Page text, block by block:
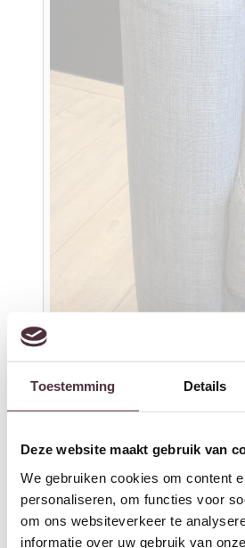
Toestemming Details
Deze website maakt gebruik van
We gebruiken cookies om content
personaliseren, om functies voor
om ons websiteverkeer te
informatie over uw gebruik van
De getoonde prijs is de OPHAALPRIJS.
Indien u kiest voor verzending zullen wij
met u opnemen voor de bezorgkosten.
499,00Oorspronkelijke prijs was:
€239,00Huidige prijs is: €239,00.